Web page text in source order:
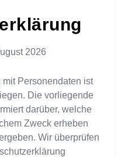
2026
Personendaten ist
Die vorliegende
darüber, welche
Zweck erheben
Wir überprüfen